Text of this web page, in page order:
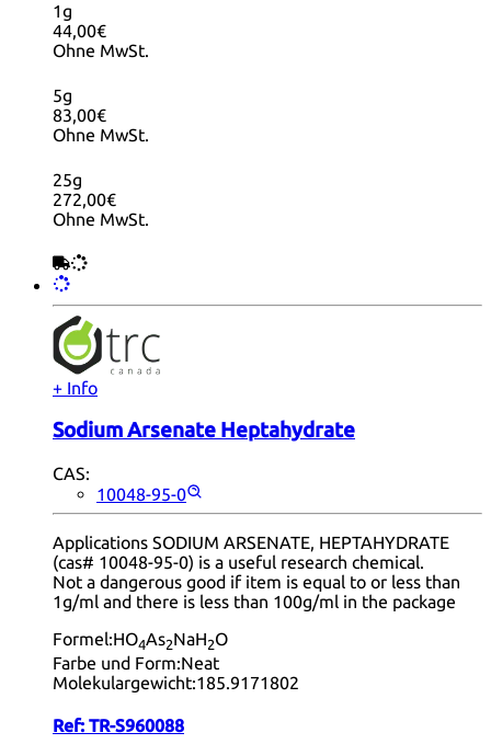
1g
44,00€
Ohne MwSt.
5g
83,00€
Ohne MwSt.
25g
272,00€
Ohne MwSt.
+ Info
Sodium Arsenate Heptahydrate
CAS:
10048-95-0
Applications SODIUM ARSENATE, HEPTAHYDRATE
(cas# 10048-95-0) is a useful research chemical.
Not a dangerous good if item is equal to or less than
1g/ml and there is less than 100g/ml in the package
Formel:HO4As2NaH2O
Farbe und Form:Neat
Molekulargewicht:185.9171802
Ref: TR-S960088